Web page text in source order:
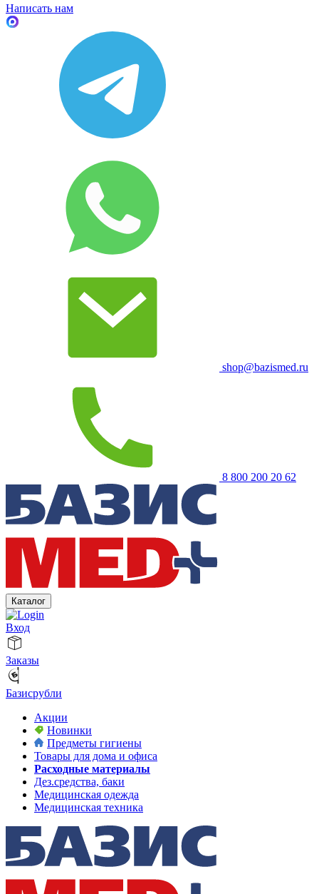
Написать нам
shop@bazismed.ru
8 800 200 20 62
Каталог
Вход
Заказы
Базисрубли
Акции
Новинки
Предметы гигиены
Товары для дома и офиса
Расходные материалы
Дез.средства, баки
Медицинская одежда
Медицинская техника